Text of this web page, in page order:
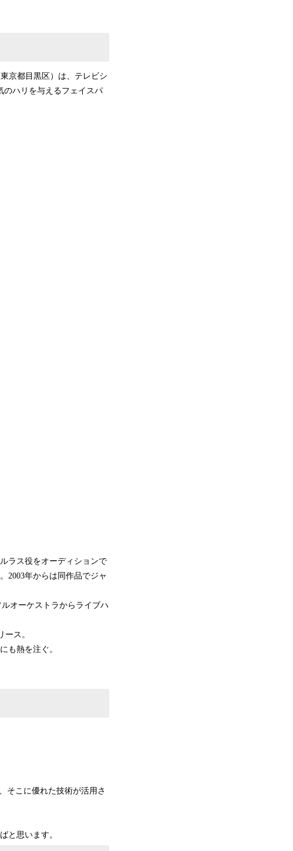
京都目黒区）は、テレビシ
のハリを与えるフェイスパ
ラス役をオーディションで
2003年からは同作品でジャ
オーケストラからライブハ
ース。
も熱を注ぐ。
そこに優れた技術が活用さ
と思います。